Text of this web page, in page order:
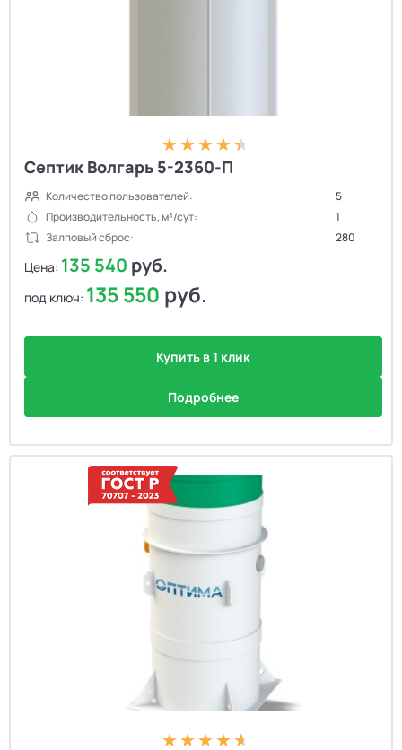
Септик Волгарь 5-2360-П
Количество пользователей:
5
Производительность, м³/сут:
1
Залповый сброс:
280
Цена: 135 540 руб.
под ключ: 135 550 руб.
Купить в 1 клик
Подробнее